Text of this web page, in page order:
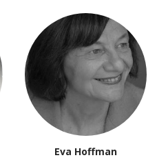
Eva Hoffman